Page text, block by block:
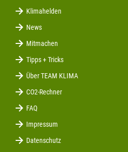
Klimahelden
News
Mitmachen
Tipps + Tricks
Über TEAM KLIMA
CO2-Rechner
FAQ
Impressum
Datenschutz